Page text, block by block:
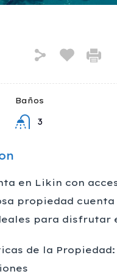
Baños
3
en Likin con
propiedad
para disfrutar
de la Propiedad: